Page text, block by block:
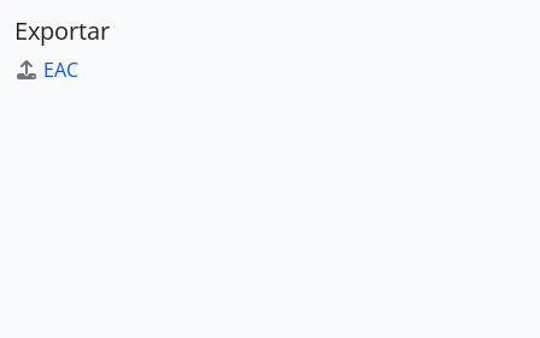
Exportar
EAC